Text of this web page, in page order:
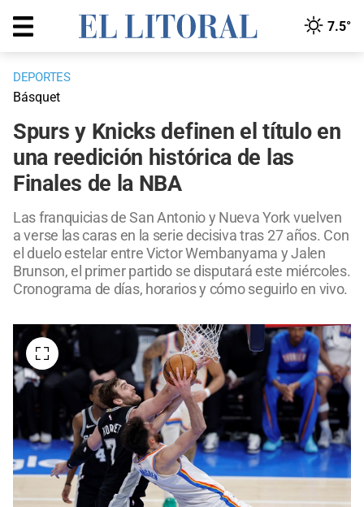
7.5°
DEPORTES
Básquet
Spurs y Knicks definen el título en
una reedición histórica de las
Finales de la NBA
Las franquicias de San Antonio y Nueva York vuelven
a verse las caras en la serie decisiva tras 27 años. Con
el duelo estelar entre Victor Wembanyama y Jalen
Brunson, el primer partido se disputará este miércoles.
Cronograma de días, horarios y cómo seguirlo en vivo.